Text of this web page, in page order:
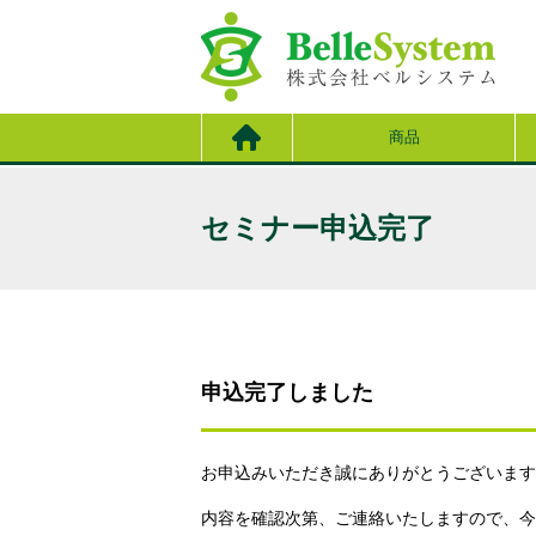
商品
セミナー申込完了
申込完了しました
お申込みいただき誠にありがとうございま
内容を確認次第、ご連絡いたしますので、